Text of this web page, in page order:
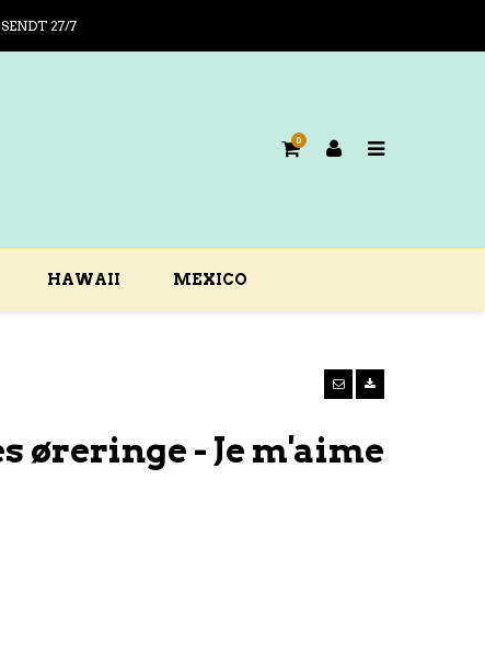
27/7
0
HAWAII MEXICO
øreringe - Je m'aime